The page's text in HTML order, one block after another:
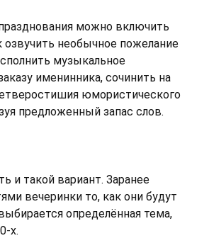
можно включить
озвучить необычное пожелание
музыкальное
именинника, сочинить на
юмористического
предложенный запас слов.
и такой вариант. Заранее
вечеринки то, как они будут
определённая тема,
х.